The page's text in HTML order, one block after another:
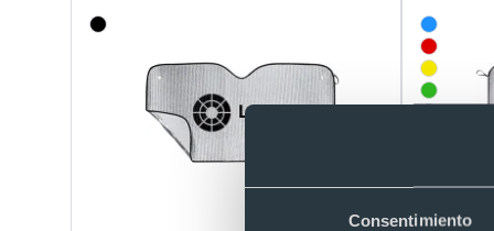
Consentimiento